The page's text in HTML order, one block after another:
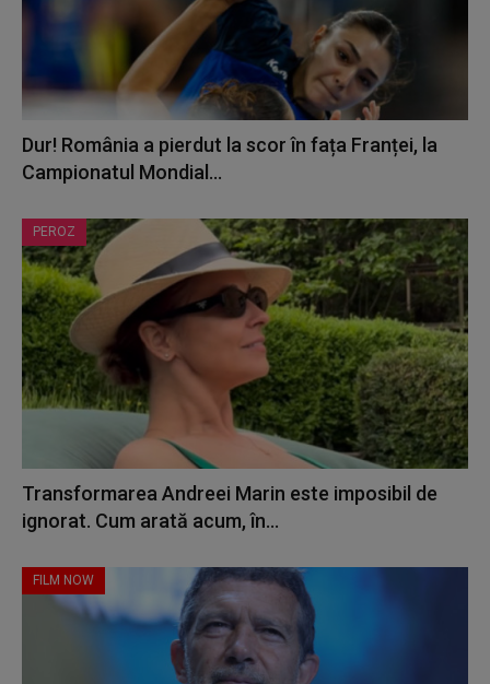
Dur! România a pierdut la scor în fața Franței, la
Campionatul Mondial...
PEROZ
Transformarea Andreei Marin este imposibil de
ignorat. Cum arată acum, în...
FILM NOW